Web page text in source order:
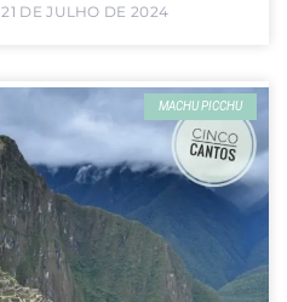
21 DE JULHO DE 2024
MACHU PICCHU